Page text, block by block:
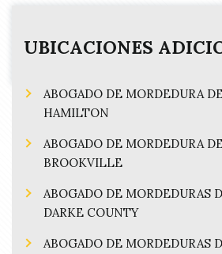
UBICACIONES
ABOGADO DE MORDEDURA
HAMILTON
ABOGADO DE MORDEDURA
BROOKVILLE
ABOGADO DE MORDEDURAS
DARKE COUNTY
ABOGADO DE MORDEDURAS